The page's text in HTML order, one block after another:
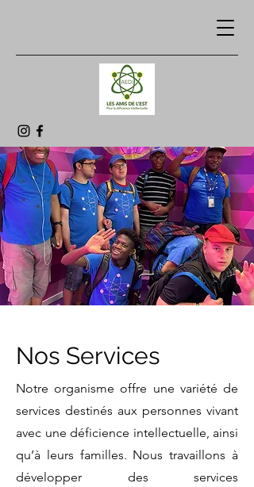
Nos Services
Notre organisme offre une variété de
services destinés aux personnes vivant
avec une déficience intellectuelle, ainsi
qu’à leurs familles. Nous travaillons à
développer des services